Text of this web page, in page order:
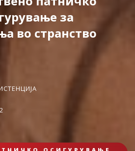
за
во странство
ОСИГУРУВАЊЕ